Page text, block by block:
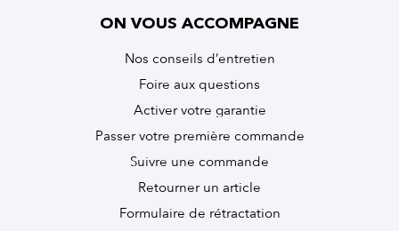
ON VOUS ACCOMPAGNE
Nos conseils d’entretien
Foire aux questions
Activer votre garantie
Passer votre première commande
Suivre une commande
Retourner un article
Formulaire de rétractation